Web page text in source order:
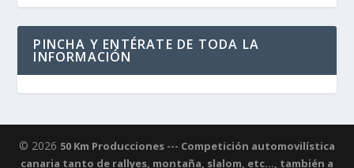
PINCHA Y ENTÉRATE DE TODA LA
INFORMACIÓN
© 2026 50 Km Producciones --- Competición automovilística
canaria tanto de rallyes, montaña, slalom, etc..., también a